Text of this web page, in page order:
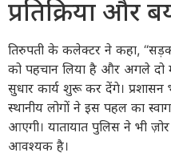
प्रतिक्रिया और
तिरुपती के कलेक्टर ने कहा, “सड़क
को पहचान लिया है और अगले दो
सुधार कार्य शुरू कर देंगे।
स्थानीय लोगों ने इस पहल का
आएगी। यातायात पुलिस ने भी
आवश्यक है।